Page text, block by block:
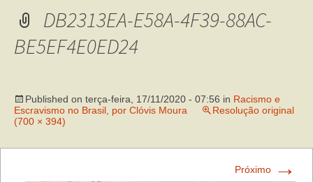
DB2313EA-E58A-4F39-88AC-
BE5EF4E0ED24
Published on terça-feira, 17/11/2020 - 07:56 in Racismo e
Escravismo no Brasil, por Clóvis Moura
Resolução original
(700 × 394)
Próximo →